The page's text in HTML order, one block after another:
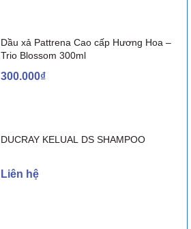
Dầu xả Pattrena Cao cấp Hương Hoa –
Trio Blossom 300ml
300.000₫
DUCRAY KELUAL DS SHAMPOO
Liên hệ